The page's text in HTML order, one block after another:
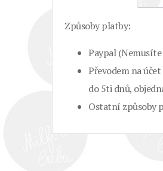
Způsoby platby:
Paypal
Převodem na
do 5ti dnů,
Ostatní způsoby